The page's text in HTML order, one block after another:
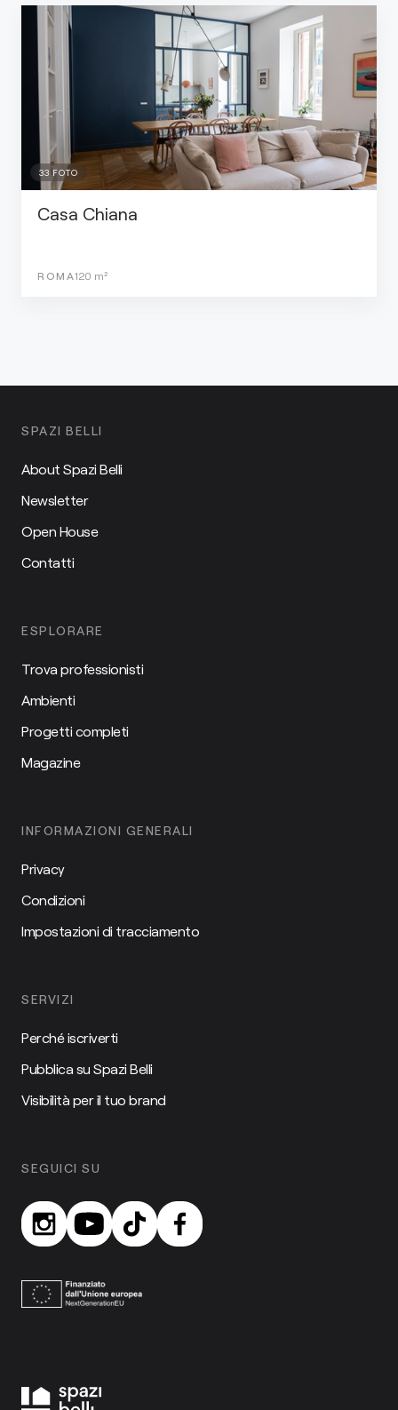
33 FOTO
Casa Chiana
ROMA120 m²
SPAZI BELLI
About Spazi Belli
Newsletter
Open House
Contatti
ESPLORARE
Trova professionisti
Ambienti
Progetti completi
Magazine
INFORMAZIONI GENERALI
Privacy
Condizioni
Impostazioni di tracciamento
SERVIZI
Perché iscriverti
Pubblica su Spazi Belli
Visibilità per il tuo brand
SEGUICI SU